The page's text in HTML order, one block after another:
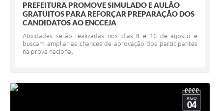
PREFEITURA PROMOVE SIMULADO E AULÃO
GRATUITOS PARA REFORÇAR PREPARAÇÃO DOS
CANDIDATOS AO ENCCEJA
Atividades serão realizadas nos dias 8 e 16 de agosto e
buscam ampliar as chances de aprovação dos participantes
na prova nacional
AGO
04